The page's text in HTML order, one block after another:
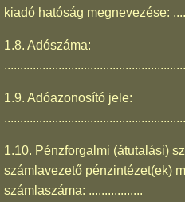
kiadó hatóság megnevezése:
1.8. Adószáma:
1.9. Adóazonosító jele:
1.10. Pénzforgalmi (átutalási)
számlavezető pénzintézet(ek)
számlaszáma: .................